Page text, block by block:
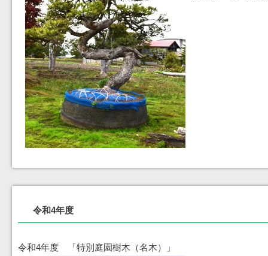
令和4年度
令和4年度 「特別庭園樹木（名木）」